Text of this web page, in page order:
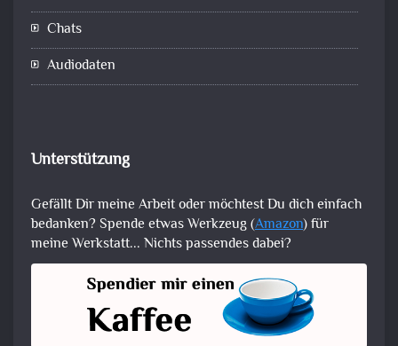
Chats
Audiodaten
Unterstützung
Gefällt Dir meine Arbeit oder möchtest Du dich einfach
bedanken? Spende etwas Werkzeug (Amazon) für
meine Werkstatt... Nichts passendes dabei?